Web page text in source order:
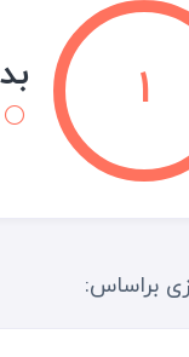
1 بد
براساس: